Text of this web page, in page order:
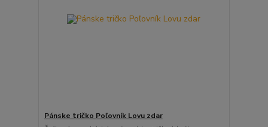
Pánske tričko Poľovník Lovu zdar